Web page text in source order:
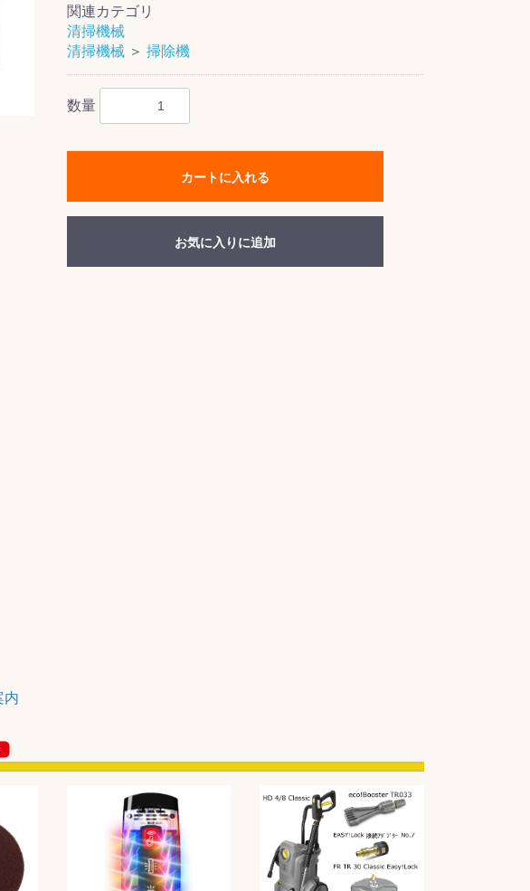
関連カテゴリ
清掃機械
清掃機械 ＞ 掃除機
数量
カートに入れる
お気に入りに追加